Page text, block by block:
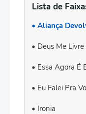
Lista de
Aliança
Deus Me Livre
Essa Agora É
Eu Falei Pra
Ironia